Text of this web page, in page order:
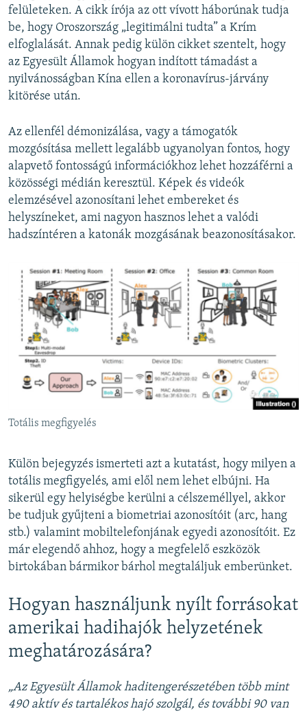
felületeken. A cikk írója az ott vívott háborúnak tudja
be, hogy Oroszország „legitimálni tudta” a Krím
elfoglalását. Annak pedig külön cikket szentelt, hogy
az Egyesült Államok hogyan indított támadást a
nyilvánosságban Kína ellen a koronavírus-járvány
kitörése után.
Az ellenfél démonizálása, vagy a támogatók
mozgósítása mellett legalább ugyanolyan fontos, hogy
alapvető fontosságú információkhoz lehet hozzáférni a
közösségi médián keresztül. Képek és videók
elemzésével azonosítani lehet embereket és
helyszíneket, ami nagyon hasznos lehet a valódi
hadszíntéren a katonák mozgásának beazonosításakor.
Totális megfigyelés
Külön bejegyzés ismerteti azt a kutatást, hogy milyen a
totális megfigyelés, ami elől nem lehet elbújni. Ha
sikerül egy helyiségbe kerülni a célszeméllyel, akkor
be tudjuk gyűjteni a biometriai azonosítóit (arc, hang
stb.) valamint mobiltelefonjának egyedi azonosítóit. Ez
már elegendő ahhoz, hogy a megfelelő eszközök
birtokában bármikor bárhol megtaláljuk emberünket.
Hogyan használjunk nyílt forrásokat
amerikai hadihajók helyzetének
meghatározására?
„Az Egyesült Államok haditengerészetében több mint
490 aktív és tartalékos hajó szolgál, és további 90 van